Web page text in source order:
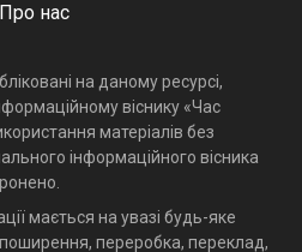
Про нас
на даному ресурсі,
віснику «Час
матеріалів без
інформаційного вісника
мається на увазі будь-яке
поширення, переробка, переклад,